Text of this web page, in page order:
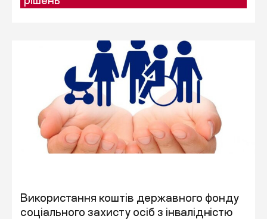
Використання коштів державного фонду
соціального захисту осіб з інвалідністю